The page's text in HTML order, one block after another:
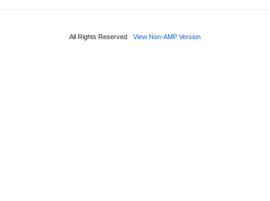
All Rights Reserved View Non-AMP Version